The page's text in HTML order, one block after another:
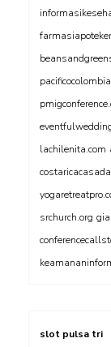
lachilenita.com
srchurch.org
slot pulsa tri